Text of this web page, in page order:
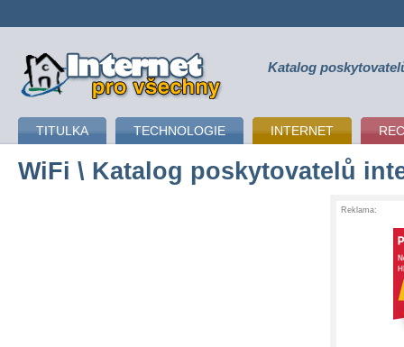
připojení k internetu Katalog
TITULKA TECHNOLOGIE INTERNET
WiFi \ Katalog poskytovatelů
Reklama: